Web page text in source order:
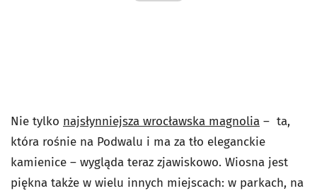
Nie tylko najsłynniejsza wrocławska magnolia – ta,
która rośnie na Podwalu i ma za tło eleganckie
kamienice – wygląda teraz zjawiskowo. Wiosna jest
piękna także w wielu innych miejscach: w parkach, na